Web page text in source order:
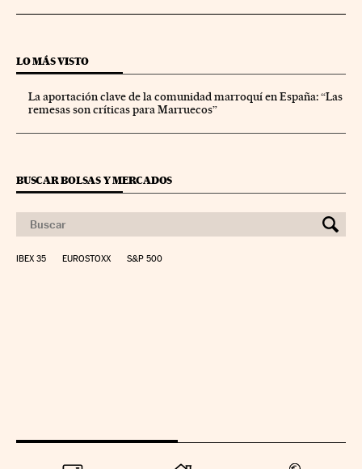
LO MÁS VISTO
La aportación clave de la comunidad marroquí en España: “Las
remesas son críticas para Marruecos”
BUSCAR BOLSAS Y MERCADOS
IBEX 35 EUROSTOXX S&P 500